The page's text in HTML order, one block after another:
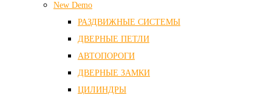
New Demo
РАЗДВИЖНЫЕ СИСТЕМЫ
ДВЕРНЫЕ ПЕТЛИ
АВТОПОРОГИ
ДВЕРНЫЕ ЗАМКИ
ЦИЛИНДРЫ